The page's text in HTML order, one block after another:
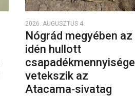
2026. AUGUSZTUS 4.
Nógrád megyében az
idén hullott
csapadékmennyisége
vetekszik az
Atacama‑sivatag